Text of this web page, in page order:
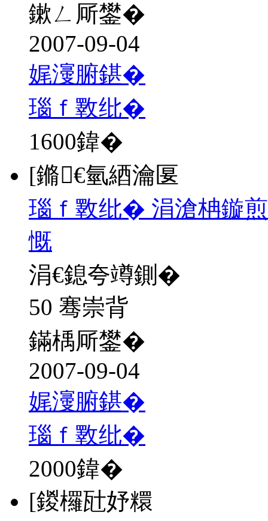
鏉ㄥ厛鐢�
2007-09-04
娓濅腑鍖�
瑙ｆ斁纰�
1600鍏�
[鏅€氫綇瀹匽
瑙ｆ斁纰� 涓滄柟鏇
慨
涓€鎴夸竴鍘�
50 骞崇背
鏋楀厛鐢�
2007-09-04
娓濅腑鍖�
瑙ｆ斁纰�
2000鍏�
[鍐欏瓧妤糫